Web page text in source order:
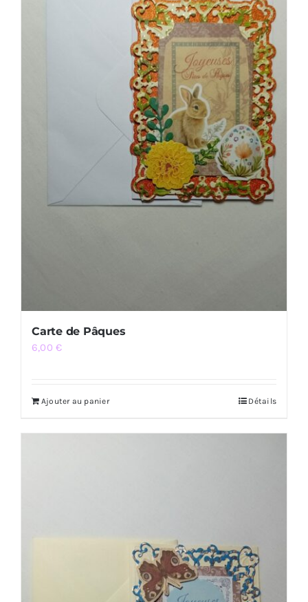
Carte de Pâques
6,00€
Ajouter au panier Détails